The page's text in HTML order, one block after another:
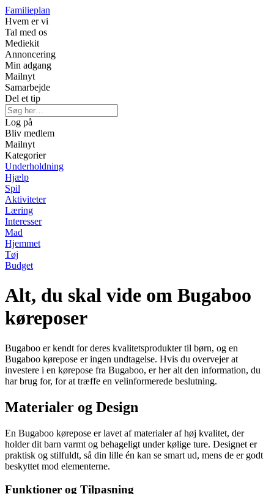
Familieplan
Hvem er vi
Tal med os
Mediekit
Annoncering
Min adgang
Mailnyt
Samarbejde
Del et tip
Log på
Bliv medlem
Mailnyt
Kategorier
Underholdning
Hjælp
Spil
Aktiviteter
Læring
Interesser
Mad
Hjemmet
Tøj
Budget
Alt, du skal vide om Bugaboo
køreposer
Bugaboo er kendt for deres kvalitetsprodukter til børn, og en
Bugaboo kørepose er ingen undtagelse. Hvis du overvejer at
investere i en kørepose fra Bugaboo, er her alt den information, du
har brug for, for at træffe en velinformerede beslutning.
Materialer og Design
En Bugaboo kørepose er lavet af materialer af høj kvalitet, der
holder dit barn varmt og behageligt under kølige ture. Designet er
praktisk og stilfuldt, så din lille én kan se smart ud, mens de er godt
beskyttet mod elementerne.
Funktioner og Tilpasning